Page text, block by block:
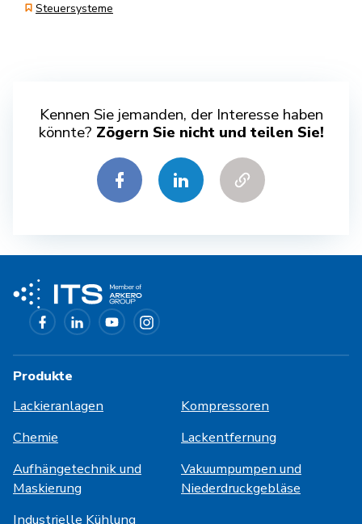
Steuersysteme
Kennen Sie jemanden, der Interesse haben
könnte? Zögern Sie nicht und teilen Sie!
Produkte
Lackieranlagen
Kompressoren
Chemie
Lackentfernung
Aufhängetechnik und
Maskierung
Vakuumpumpen und
Niederdruckgebläse
Industrielle Kühlung